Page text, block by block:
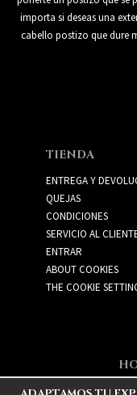
importa si deseas una
cabello postizo que dure
TIENDA
ENTREGA Y
QUEJAS
CONDICIONES
SERVICIO AL
ENTRAR
ABOUT COOKIES
THE COOKIE